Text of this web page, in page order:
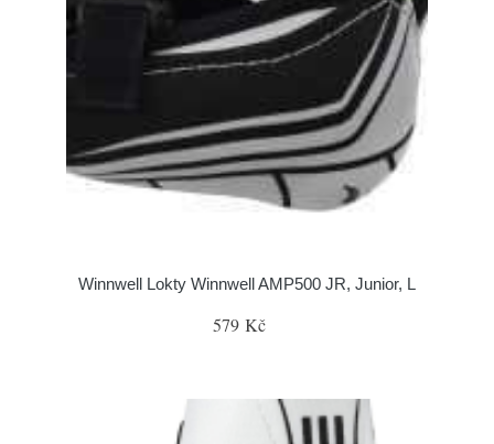
Winnwell Lokty Winnwell AMP500 JR, Junior, L
579 Kč